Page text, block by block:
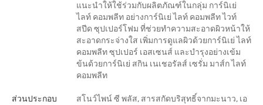
แนะนำให้ใช้ร่วมกับผลิตภัณฑ์ในกลุ่ม การ์นิเย่
ไลท์ คอมพลีท อย่างการ์นิเย่ ไลท์ คอมพลีท ไวท์
สปีด ซุปเปอร์โฟม ที่ช่วยทำความสะอาดผิวหน้าให้
สะอาดกระจ่างใส เพิ่มการดูแลผิวด้วยการ์นิเย่ ไลท์
คอมพลีท ซุปเปอร์ เอสเซนส์ และบำรุงอย่างเข้ม
ข้นด้วยการ์นิเย่ สกิน เนเชอรัลส์ เซรั่ม มาส์ก ไลท์
คอมพลีท
ส่วนประกอบ
สโนว์ไพน์ ซี พลัส, สารสกัดบริสุทธิ์จากมะนาว, เอ